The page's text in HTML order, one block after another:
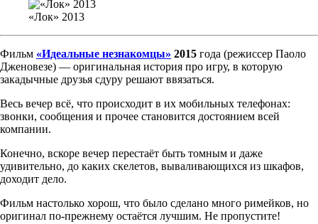
«Лок» 2013
Фильм «Идеальные незнакомцы» 2015 года (режиссер Паоло
Дженовезе) — оригинальная история про игру, в которую
закадычные друзья сдуру решают ввязаться.
Весь вечер всё, что происходит в их мобильных телефонах:
звонки, сообщения и прочее становится достоянием всей
компании.
Конечно, вскоре вечер перестаёт быть томным и даже
удивительно, до каких скелетов, вываливающихся из шкафов,
доходит дело.
Фильм настолько хорош, что было сделано много римейков, но
оригинал по-прежнему остаётся лучшим. Не пропустите!